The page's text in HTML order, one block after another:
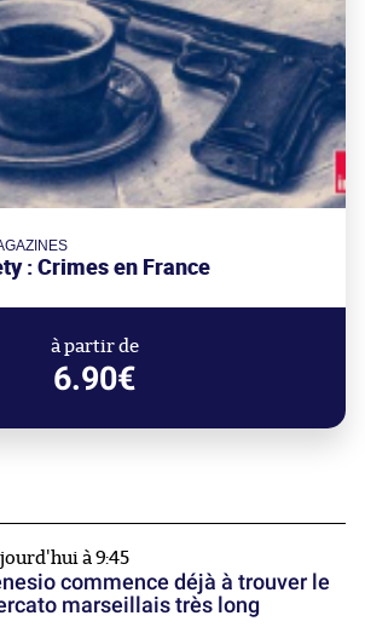
: Crimes en France
à partir de
6.90€
à 9:45
commence déjà à trouver le
marseillais très long